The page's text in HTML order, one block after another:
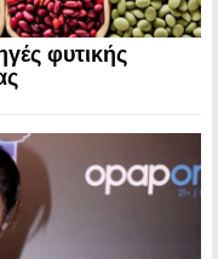
φυτικής